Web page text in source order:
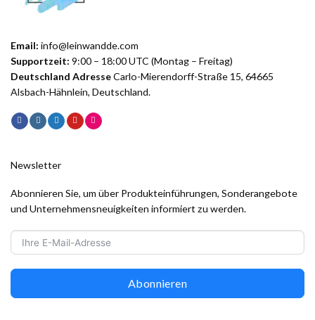
Email: info@leinwandde.com
Supportzeit: 9:00 – 18:00 UTC (Montag – Freitag)
Deutschland AdresseCarlo-Mierendorff-Straße 15, 64665
Alsbach-Hähnlein, Deutschland.
Newsletter
Abonnieren Sie, um über Produkteinführungen, Sonderangebote
und Unternehmensneuigkeiten informiert zu werden.
Abonnieren